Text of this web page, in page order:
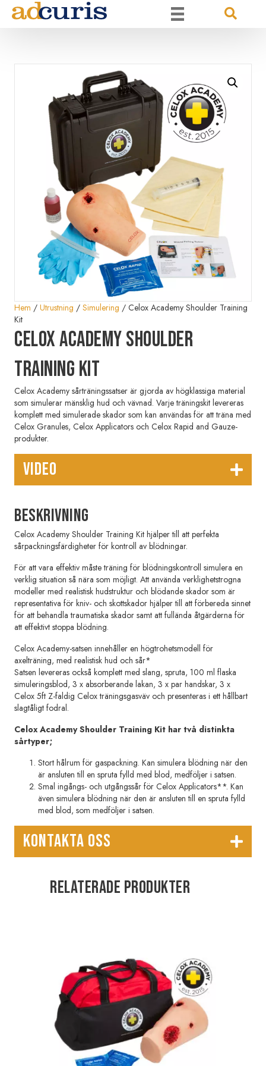
Hem / Utrustning / Simulering / Celox Academy Shoulder Training
Kit
Celox Academy Shoulder
Training Kit
Celox Academy sårträningssatser är gjorda av högklassiga material
som simulerar mänsklig hud och vävnad. Varje träningskit levereras
komplett med simulerade skador som kan användas för att träna med
Celox Granules, Celox Applicators och Celox Rapid and Gauze-
produkter.
VIDEO
Beskrivning
Celox Academy Shoulder Training Kit hjälper till att perfekta
sårpackningsfärdigheter för kontroll av blödningar.
För att vara effektiv måste träning för blödningskontroll simulera en
verklig situation så nära som möjligt. Att använda verklighetstrogna
modeller med realistisk hudstruktur och blödande skador som är
representativa för kniv- och skottskador hjälper till att förbereda sinnet
för att behandla traumatiska skador samt att fullända åtgärderna för
att effektivt stoppa blödning.
Celox Academy-satsen innehåller en högtrohetsmodell för
axelträning, med realistisk hud och sår*
Satsen levereras också komplett med slang, spruta, 100 ml flaska
simuleringsblod, 3 x absorberande lakan, 3 x par handskar, 3 x
Celox 5ft Z-faldig Celox träningsgasväv och presenteras i ett hållbart
slagtåligt fodral.
Celox Academy Shoulder Training Kit har två distinkta
sårtyper;
Stort hålrum för gaspackning. Kan simulera blödning när den
är ansluten till en spruta fylld med blod, medföljer i satsen.
Smal ingångs- och utgångssår för Celox Applicators**. Kan
även simulera blödning när den är ansluten till en spruta fylld
med blod, som medföljer i satsen.
KONTAKTA OSS
Relaterade produkter